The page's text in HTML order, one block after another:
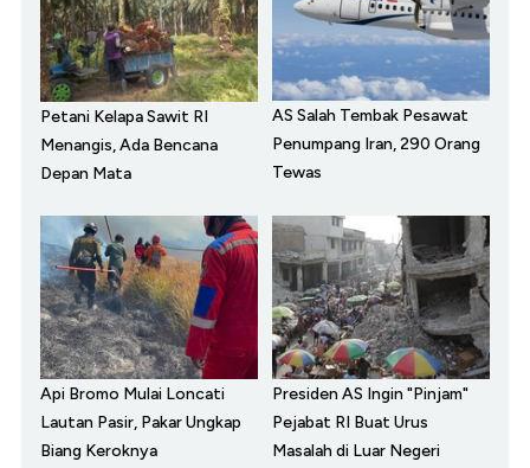
Petani Kelapa Sawit RI
Menangis, Ada Bencana
Depan Mata
AS Salah Tembak Pesawat
Penumpang Iran, 290 Orang
Tewas
Api Bromo Mulai Loncati
Lautan Pasir, Pakar Ungkap
Biang Keroknya
Presiden AS Ingin "Pinjam"
Pejabat RI Buat Urus
Masalah di Luar Negeri